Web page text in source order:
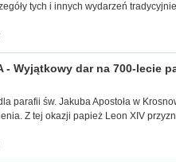
tych i innych wydarzeń
- Wyjątkowy dar na 700-lecie
parafii św. Jakuba Apostoła w
Z tej okazji papież Leon XIV